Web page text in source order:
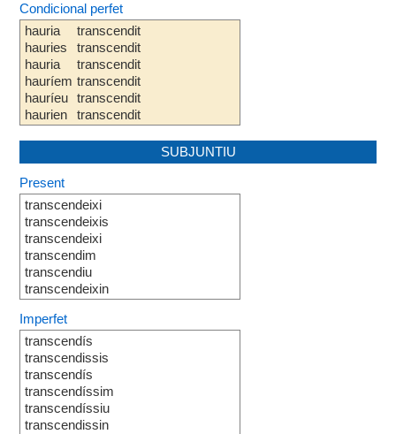
Condicional perfet
hauria
hauries
hauria
hauríem
hauríeu
haurien
transcendit
transcendit
transcendit
transcendit
transcendit
transcendit
SUBJUNTIU
Present
transcendeixi
transcendeixis
transcendeixi
transcendim
transcendiu
transcendeixin
Imperfet
transcendís
transcendissis
transcendís
transcendíssim
transcendíssiu
transcendissin